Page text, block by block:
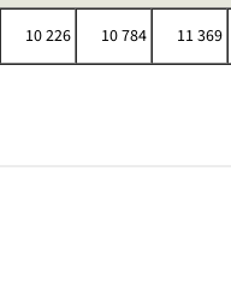
10 226 10 784 11 369